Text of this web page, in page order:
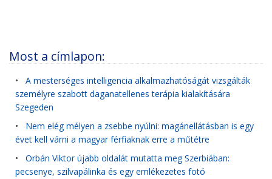
Most a címlapon:
• A mesterséges intelligencia alkalmazhatóságát vizsgálták
személyre szabott daganatellenes terápia kialakítására
Szegeden
• Nem elég mélyen a zsebbe nyúlni: magánellátásban is egy
évet kell várni a magyar férfiaknak erre a műtétre
• Orbán Viktor újabb oldalát mutatta meg Szerbiában:
pecsenye, szilvapálinka és egy emlékezetes fotó